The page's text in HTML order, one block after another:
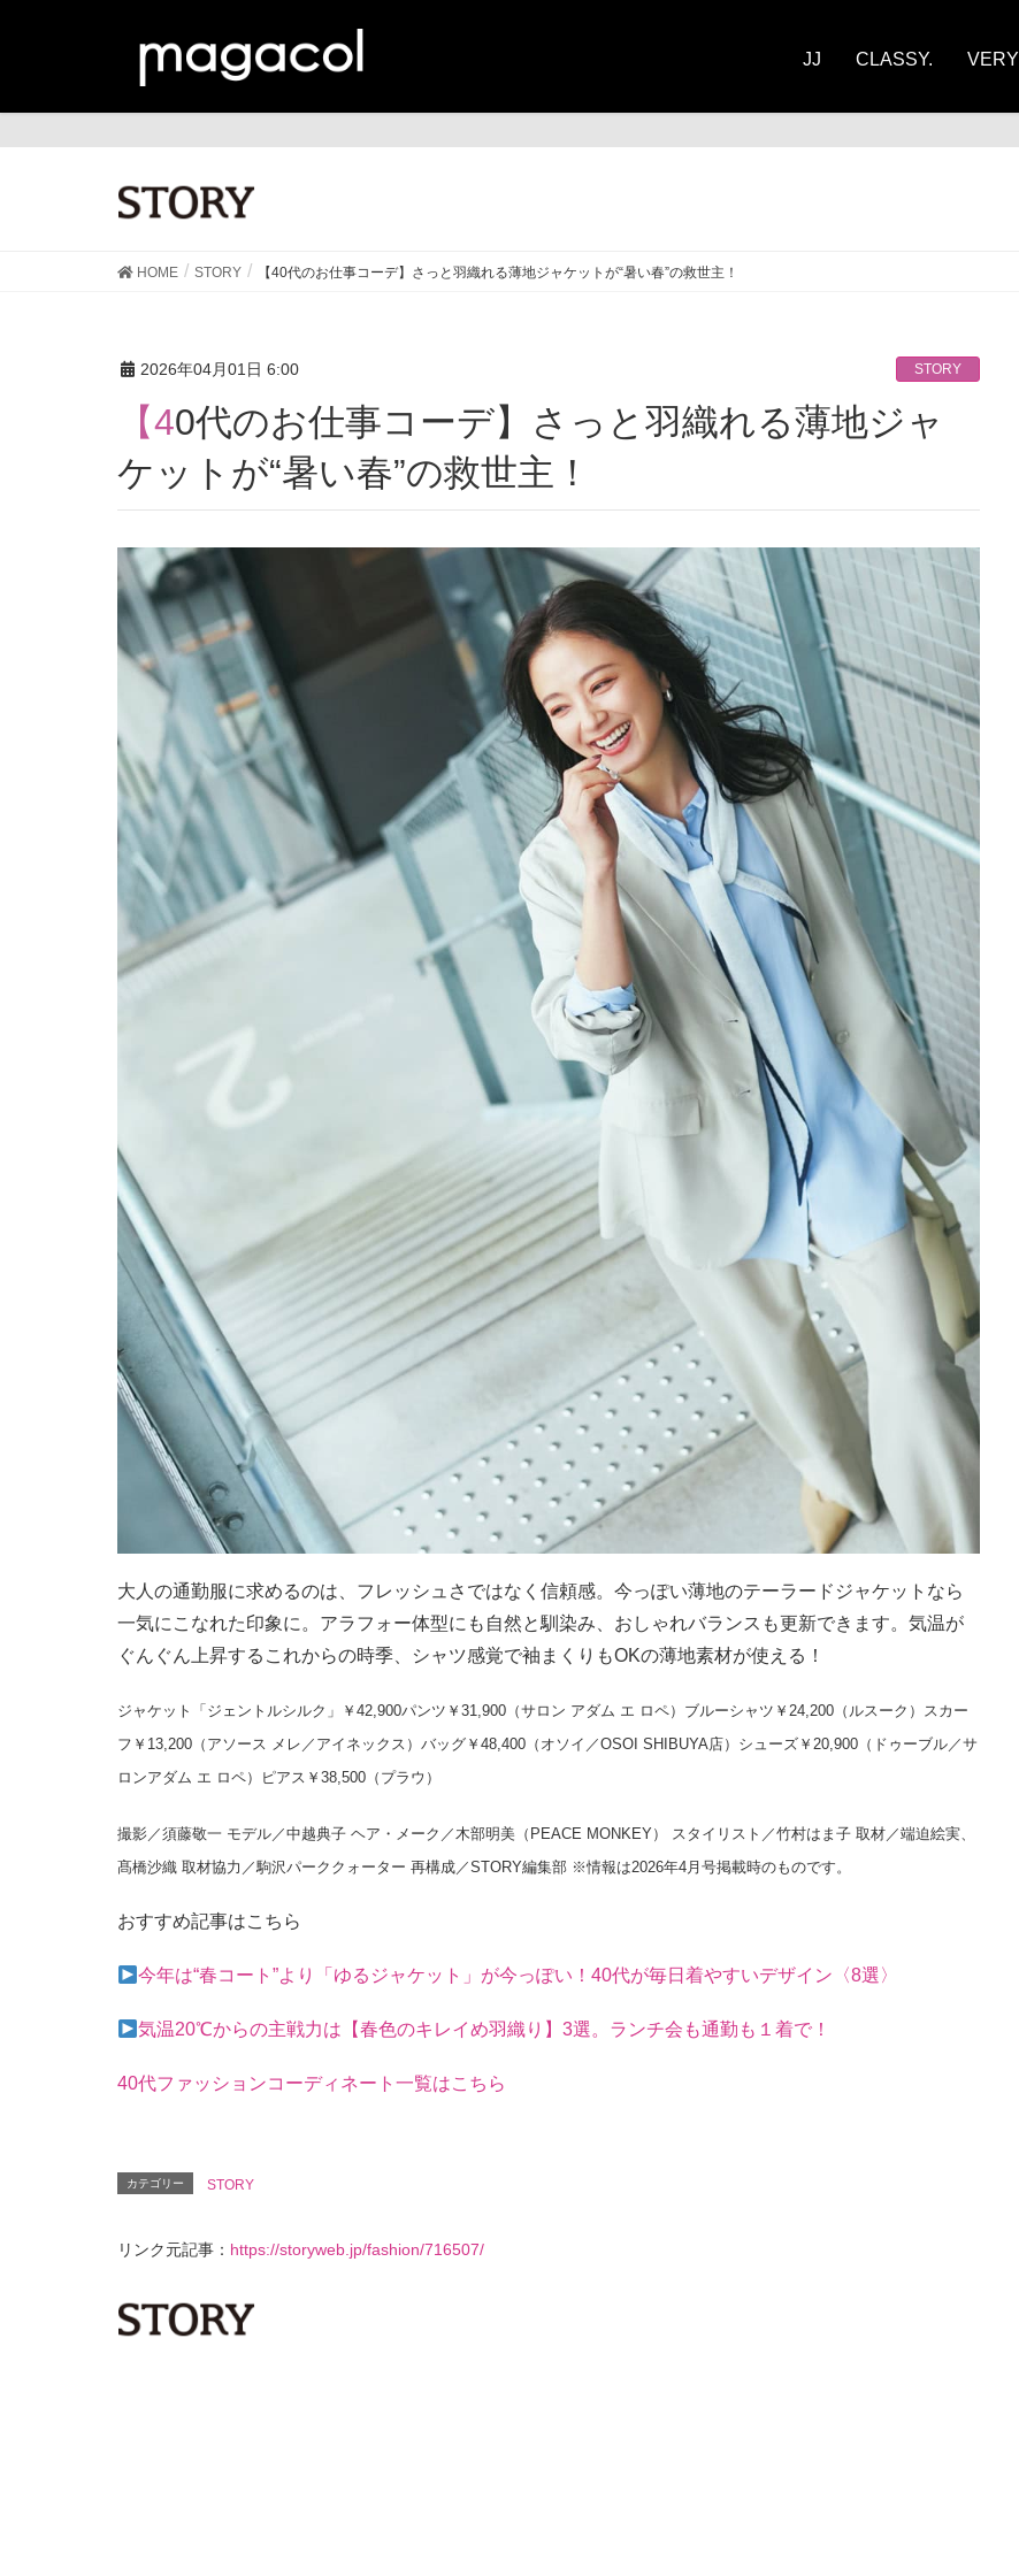
JJ CLASSY. VERY
HOME STORY 【40代のお仕事コーデ】さっと羽織れる薄地ジャケットが“暑い春”の救世主！
2026年04月01日 6:00 STORY
【40代のお仕事コーデ】さっと羽織れる薄地ジャ
ケットが“暑い春”の救世主！
大人の通勤服に求めるのは、フレッシュさではなく信頼感。今っぽい薄地のテーラードジャケットなら
一気にこなれた印象に。アラフォー体型にも自然と馴染み、おしゃれバランスも更新できます。気温が
ぐんぐん上昇するこれからの時季、シャツ感覚で袖まくりもOKの薄地素材が使える！
ジャケット「ジェントルシルク」￥42,900パンツ￥31,900（サロン アダム エ ロペ）ブルーシャツ￥24,200（ルスーク）スカー
フ￥13,200（アソース メレ／アイネックス）バッグ￥48,400（オソイ／OSOI SHIBUYA店）シューズ￥20,900（ドゥーブル／サ
ロンアダム エ ロペ）ピアス￥38,500（プラウ）
撮影／須藤敬一 モデル／中越典子 ヘア・メーク／木部明美（PEACE MONKEY） スタイリスト／竹村はま子 取材／端迫絵実、
髙橋沙織 取材協力／駒沢パーククォーター 再構成／STORY編集部 ※情報は2026年4月号掲載時のものです。
おすすめ記事はこちら
今年は“春コート”より「ゆるジャケット」が今っぽい！40代が毎日着やすいデザイン〈8選〉
気温20℃からの主戦力は【春色のキレイめ羽織り】3選。ランチ会も通勤も１着で！
40代ファッションコーディネート一覧はこちら
カテゴリー STORY
リンク元記事： https://storyweb.jp/fashion/716507/